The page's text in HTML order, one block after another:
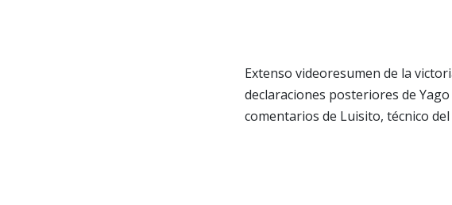
Extenso videoresumen de la
declaraciones posteriores de
comentarios de Luisito, técnico